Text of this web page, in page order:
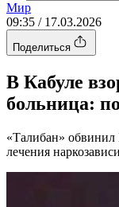
Мир
09:35 / 17.03.2026
Поделиться
В Кабуле
больница:
«Талибан» обвинил
лечения